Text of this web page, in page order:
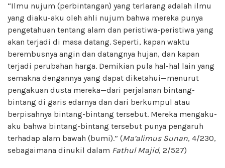
“Ilmu nujum (perbintangan) yang terlarang adalah ilmu
yang diaku-aku oleh ahli nujum bahwa mereka punya
pengetahuan tentang alam dan peristiwa-peristiwa yang
akan terjadi di masa datang. Seperti, kapan waktu
berembusnya angin dan datangnya hujan, dan kapan
terjadi perubahan harga. Demikian pula hal-hal lain yang
semakna dengannya yang dapat diketahui—menurut
pengakuan dusta mereka—dari perjalanan bintang-
bintang di garis edarnya dan dari berkumpul atau
berpisahnya bintang-bintang tersebut. Mereka mengaku-
aku bahwa bintang-bintang tersebut punya pengaruh
terhadap alam bawah (bumi).” (Ma’alimus Sunan, 4/230,
sebagaimana dinukil dalam Fathul Majid, 2/527)